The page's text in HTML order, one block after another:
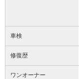
車検
修復歴
ワンオーナー